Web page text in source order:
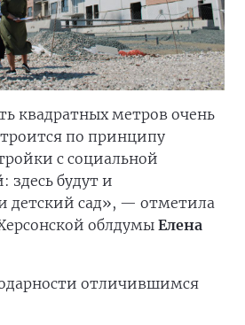
квадратных метров очень
по принципу
с социальной
здесь будут и
детский сад», — отметила
облдумыЕлена
отличившимся